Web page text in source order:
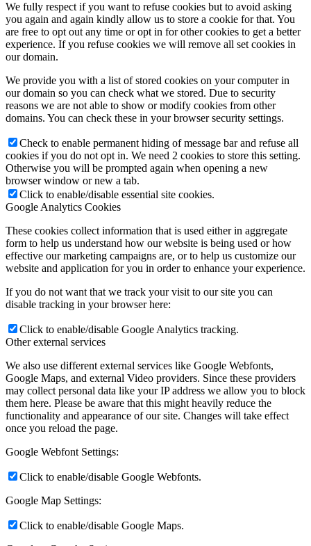
We fully respect if you want to refuse cookies but to avoid asking
you again and again kindly allow us to store a cookie for that. You
are free to opt out any time or opt in for other cookies to get a better
experience. If you refuse cookies we will remove all set cookies in
our domain.
We provide you with a list of stored cookies on your computer in
our domain so you can check what we stored. Due to security
reasons we are not able to show or modify cookies from other
domains. You can check these in your browser security settings.
Check to enable permanent hiding of message bar and refuse all
cookies if you do not opt in. We need 2 cookies to store this setting.
Otherwise you will be prompted again when opening a new
browser window or new a tab.
Click to enable/disable essential site cookies.
Google Analytics Cookies
These cookies collect information that is used either in aggregate
form to help us understand how our website is being used or how
effective our marketing campaigns are, or to help us customize our
website and application for you in order to enhance your experience.
If you do not want that we track your visit to our site you can
disable tracking in your browser here:
Click to enable/disable Google Analytics tracking.
Other external services
We also use different external services like Google Webfonts,
Google Maps, and external Video providers. Since these providers
may collect personal data like your IP address we allow you to block
them here. Please be aware that this might heavily reduce the
functionality and appearance of our site. Changes will take effect
once you reload the page.
Google Webfont Settings:
Click to enable/disable Google Webfonts.
Google Map Settings:
Click to enable/disable Google Maps.